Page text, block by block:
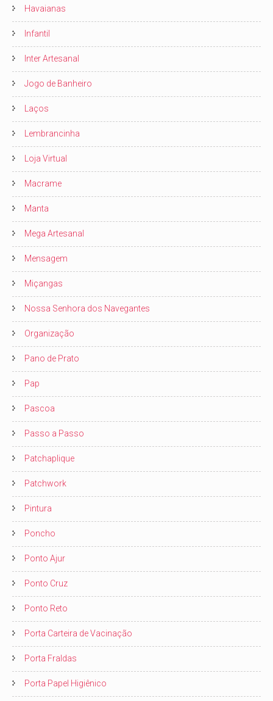
Havaianas
Infantil
Inter Artesanal
Jogo de Banheiro
Laços
Lembrancinha
Loja Virtual
Macrame
Manta
Mega Artesanal
Mensagem
Miçangas
Nossa Senhora dos Navegantes
Organização
Pano de Prato
Pap
Pascoa
Passo a Passo
Patchaplique
Patchwork
Pintura
Poncho
Ponto Ajur
Ponto Cruz
Ponto Reto
Porta Carteira de Vacinação
Porta Fraldas
Porta Papel Higiênico